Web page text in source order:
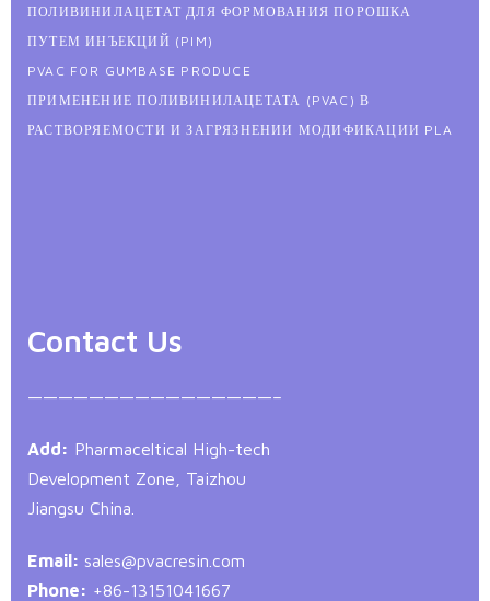
ПОЛИВИНИЛАЦЕТАТ ДЛЯ ФОРМОВАНИЯ ПОРОШКА
ПУТЕМ ИНЪЕКЦИЙ (PIM)
PVAC FOR GUMBASE PRODUCE
ПРИМЕНЕНИЕ ПОЛИВИНИЛАЦЕТАТА (PVAC) В
РАСТВОРЯЕМОСТИ И ЗАГРЯЗНЕНИИ МОДИФИКАЦИИ PLA
Contact Us
————————————————–
Add: Pharmaceltical High-tech
Development Zone, Taizhou
Jiangsu China.
Email: sales@pvacresin.com
Phone: +86-13151041667